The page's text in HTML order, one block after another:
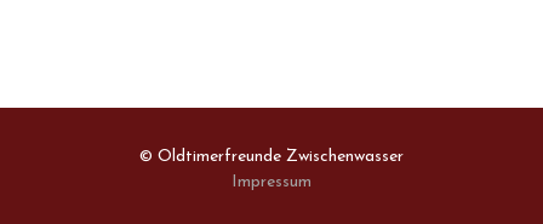
© Oldtimerfreunde Zwischenwasser
Impressum